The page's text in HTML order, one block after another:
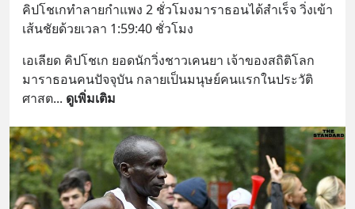
คิปโชเกทำลายกำแพง 2 ชั่วโมงมาราธอนได้สำเร็จ วิ่งเข้า
เส้นชัยด้วยเวลา 1:59:40 ชั่วโมง
เอเลียด คิปโชเก ยอดนักวิ่งชาวเคนยา เจ้าของสถิติโลก
มาราธอนคนปัจจุบัน กลายเป็นมนุษย์คนแรกในประวัติ
ศาสต... ดูเพิ่มเติม